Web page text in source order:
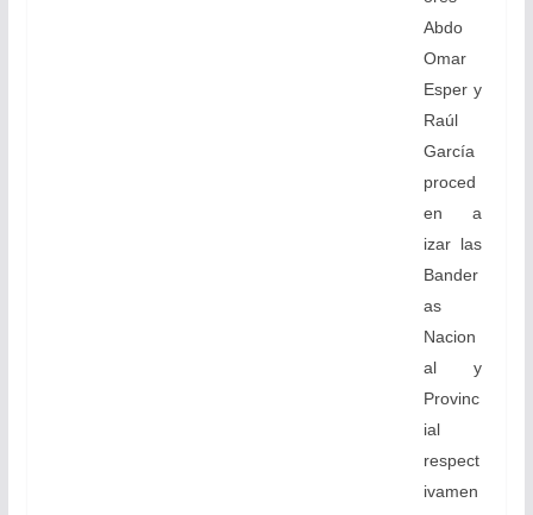
Abdo
Omar
Esper y
Raúl
García
proced
en a
izar las
Bander
as
Nacion
al y
Provinc
ial
respect
ivamen